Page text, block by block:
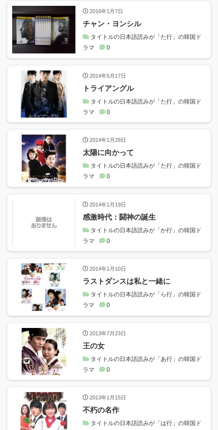
2016年1月7日
チャン・ヨンシル
タイトルの日本語読みが「た行」の韓国ド
ラマ
0
2014年5月17日
トライアングル
タイトルの日本語読みが「た行」の韓国ド
ラマ
0
2014年1月29日
太陽に向かって
タイトルの日本語読みが「た行」の韓国ド
ラマ
0
2014年1月19日
感激時代：闘神の誕生
タイトルの日本語読みが「か行」の韓国ド
ラマ
0
2014年1月10日
ラストダンスは私と一緒に
タイトルの日本語読みが「ら行」の韓国ド
ラマ
0
2013年7月23日
王の女
タイトルの日本語読みが「あ行」の韓国ド
ラマ
0
2013年1月15日
不朽の名作
タイトルの日本語読みが「は行」の韓国ド